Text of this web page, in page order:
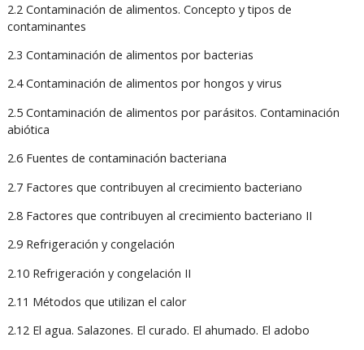
2.2 Contaminación de alimentos. Concepto y tipos de
contaminantes
2.3 Contaminación de alimentos por bacterias
2.4 Contaminación de alimentos por hongos y virus
2.5 Contaminación de alimentos por parásitos. Contaminación
abiótica
2.6 Fuentes de contaminación bacteriana
2.7 Factores que contribuyen al crecimiento bacteriano
2.8 Factores que contribuyen al crecimiento bacteriano II
2.9 Refrigeración y congelación
2.10 Refrigeración y congelación II
2.11 Métodos que utilizan el calor
2.12 El agua. Salazones. El curado. El ahumado. El adobo